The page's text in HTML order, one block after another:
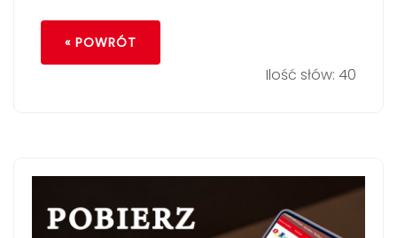
« POWRÓT
Ilość słów: 40